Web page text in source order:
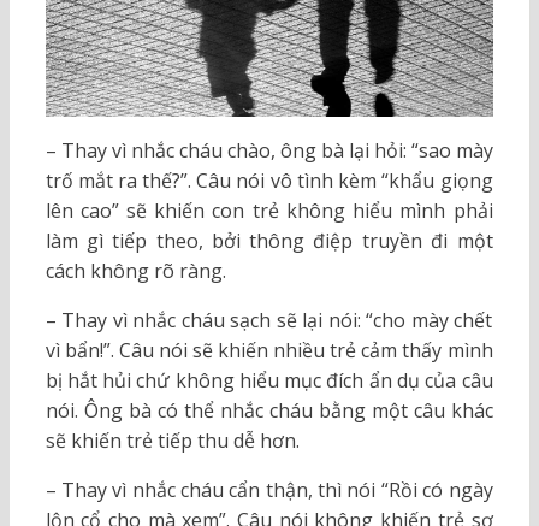
– Thay vì nhắc cháu chào, ông bà lại hỏi: “sao mày
trố mắt ra thế?”. Câu nói vô tình kèm “khẩu giọng
lên cao” sẽ khiến con trẻ không hiểu mình phải
làm gì tiếp theo, bởi thông điệp truyền đi một
cách không rõ ràng.
– Thay vì nhắc cháu sạch sẽ lại nói: “cho mày chết
vì bẩn!”. Câu nói sẽ khiến nhiều trẻ cảm thấy mình
bị hắt hủi chứ không hiểu mục đích ẩn dụ của câu
nói. Ông bà có thể nhắc cháu bằng một câu khác
sẽ khiến trẻ tiếp thu dễ hơn.
– Thay vì nhắc cháu cẩn thận, thì nói “Rồi có ngày
lộn cổ cho mà xem”. Câu nói không khiến trẻ sợ